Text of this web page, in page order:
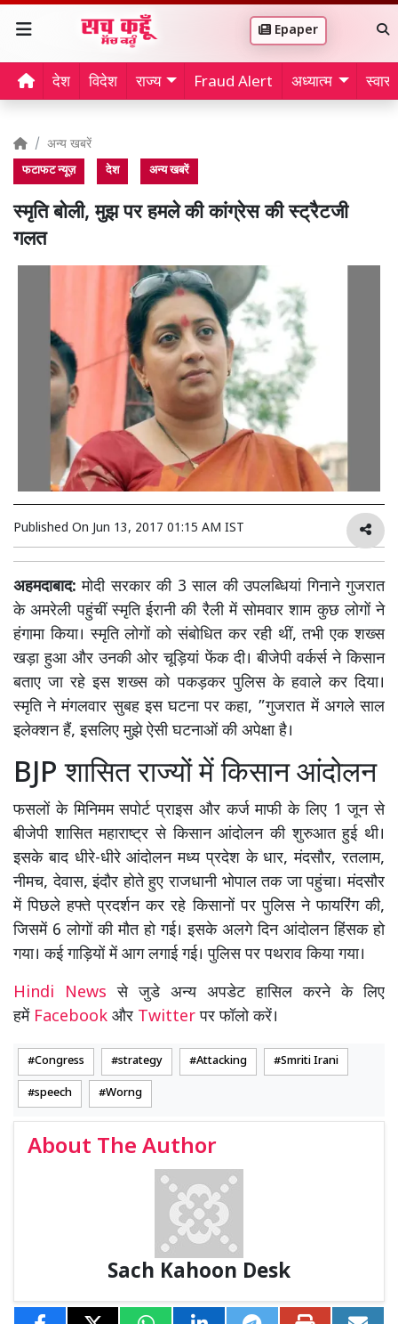
Epaper
देश विदेश राज्य Fraud Alert अध्यात्म
अन्य खबरें
फटाफट न्यूज़ देश अन्य खबरें
स्मृति बोली, मुझ पर हमले की कांग्रेस की स्ट्रैटजी
गलत
Published On Jun 13, 2017 01:15 AM IST
अहमदाबाद: मोदी सरकार की 3 साल की उपलब्धियां गिनाने गुजरात
के अमरेली पहुंचीं स्मृति ईरानी की रैली में सोमवार शाम कुछ लोगों ने
हंगामा किया। स्मृति लोगों को संबोधित कर रही थीं, तभी एक शख्स
खड़ा हुआ और उनकी ओर चूड़ियां फेंक दी। बीजेपी वर्कर्स ने किसान
बताए जा रहे इस शख्स को पकड़कर पुलिस के हवाले कर दिया।
स्मृति ने मंगलवार सुबह इस घटना पर कहा, ”गुजरात में अगले साल
इलेक्शन हैं, इसलिए मुझे ऐसी घटनाओं की अपेक्षा है।
BJP शासित राज्यों में किसान आंदोलन
फसलों के मिनिमम सपोर्ट प्राइस और कर्ज माफी के लिए 1 जून से
बीजेपी शासित महाराष्ट्र से किसान आंदोलन की शुरुआत हुई थी।
इसके बाद धीरे-धीरे आंदोलन मध्य प्रदेश के धार, मंदसौर, रतलाम,
नीमच, देवास, इंदौर होते हुए राजधानी भोपाल तक जा पहुंचा। मंदसौर
में पिछले हफ्ते प्रदर्शन कर रहे किसानों पर पुलिस ने फायरिंग की,
जिसमें 6 लोगों की मौत हो गई। इसके अलगे दिन आंदोलन हिंसक हो
गया। कई गाड़ियों में आग लगाई गई। पुलिस पर पथराव किया गया।
Hindi Newsसे जुडे अन्य अपडेट हासिल करने के लिए
हमें Facebook और Twitterपर फॉलो करें।
Congress strategy Attacking Smriti Irani
speech Worng
About The Author
Sach Kahoon Desk